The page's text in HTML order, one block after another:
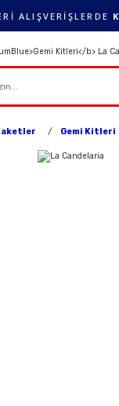
ALIŞVERİŞLERDE
Gemi Kitleri